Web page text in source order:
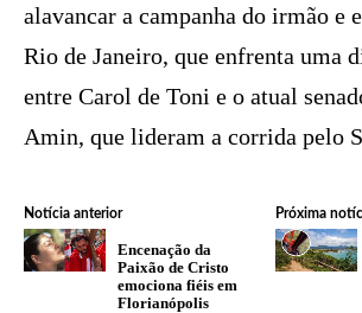
alavancar a campanha do irmão e
Rio de Janeiro, que enfrenta uma
entre Carol de Toni e o atual
Amin, que lideram a corrida pelo
Notícia anterior
Encenação da
Paixão de Cristo
emociona fiéis em
Florianópolis
Próxima